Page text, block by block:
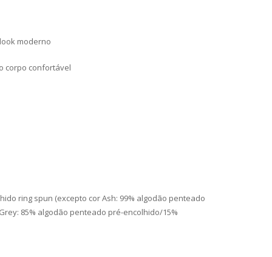
moderno
corpo confortável
ring spun (excepto cor Ash: 99% algodão penteado
85% algodão penteado pré-encolhido/15%